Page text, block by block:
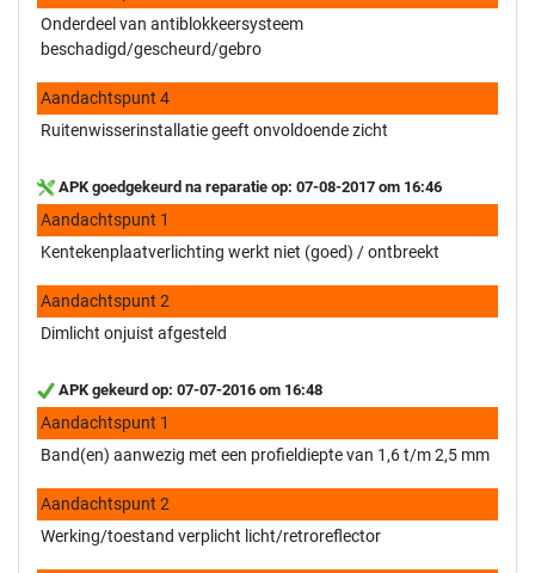
Onderdeel van antiblokkeersysteem
beschadigd/gescheurd/gebro
Aandachtspunt 4
Ruitenwisserinstallatie geeft onvoldoende zicht
APK goedgekeurd na reparatie op: 07-08-2017 om 16:46
Aandachtspunt 1
Kentekenplaatverlichting werkt niet (goed) / ontbreekt
Aandachtspunt 2
Dimlicht onjuist afgesteld
APK gekeurd op: 07-07-2016 om 16:48
Aandachtspunt 1
Band(en) aanwezig met een profieldiepte van 1,6 t/m 2,5 mm
Aandachtspunt 2
Werking/toestand verplicht licht/retroreflector